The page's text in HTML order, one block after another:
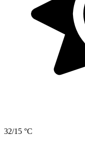
32/15 °C